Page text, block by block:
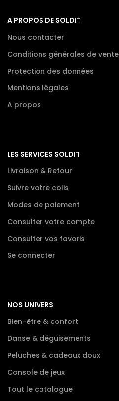
A PROPOS DE SOLDIT
Nous contacter
Conditions générales de vente
Protection des données
Mentions légales
A propos
LES SERVICES SOLDIT
Livraison & Retour
Suivre votre colis
Modes de paiement
Consulter votre compte
Consulter vos favoris
Se connecter
NOS UNIVERS
Bien-être & confort
Danse & déguisements
Peluches & cadeaux doux
Console de jeux
Tout le catalogue